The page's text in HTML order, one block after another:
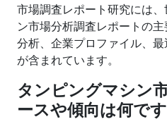
市場調査レポート研究には
ン市場分析調査レポートの
分析、企業プロファイル、
が含まれています。
タンピングマシン
ースや傾向は何で